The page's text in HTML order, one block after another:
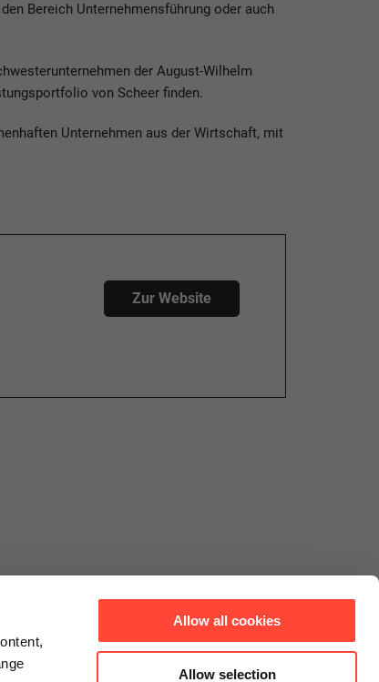
Allow all cookies
Allow selection
Bereich Unternehmensführung oder auch
der August-Wilhelm
von Scheer finden.
Unternehmen aus der Wirtschaft, mit
Zur Website